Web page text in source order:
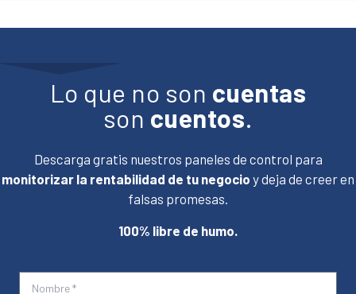
Lo que no son cuentas
son cuentos.
Descarga gratis nuestros paneles de control para
monitorizar la rentabilidad de tu negocio y deja de creer en
falsas promesas.
100% libre de humo.